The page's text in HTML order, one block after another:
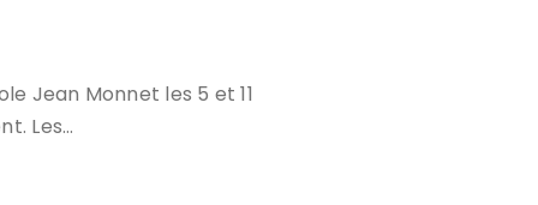
Jean Monnet les 5 et 11
Les…